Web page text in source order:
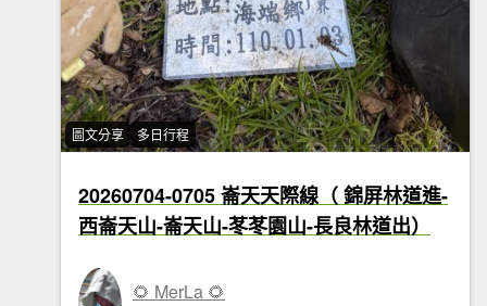
圖文分享 多日行程
20260704-0705 崙天天際線（ 錦屏林道進-
西崙天山-崙天山-苳苳園山-長良林道出）
🌻 MerLa 🌻